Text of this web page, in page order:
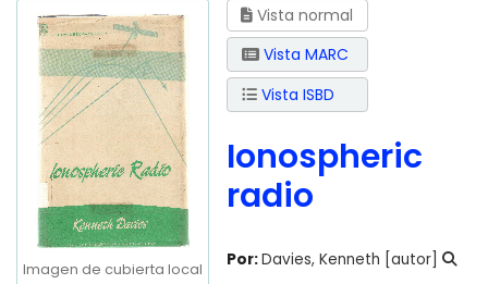
Imagen de cubierta local
Vista normal
Vista MARC
Vista ISBD
Ionospheric
radio
Por:Davies, Kenneth [autor]